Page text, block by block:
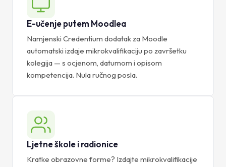
E-učenje putem Moodlea
Namjenski Credentium dodatak za Moodle
automatski izdaje mikrokvalifikaciju po završetku
kolegija — s ocjenom, datumom i opisom
kompetencija. Nula ručnog posla.
Ljetne škole i radionice
Kratke obrazovne forme? Izdajte mikrokvalifikacije